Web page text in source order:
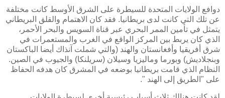
دوافع الولايات المتحدة للسيطرة على الشرق الأوسط كانت مختلفة
عن تلك التي كانت لدى بريطانيا. فقد كان الاهتمام والقلق البريطاني
يتمثل في تأمين الممر البحري عبر قناة السويس والبحر الأحمر،
الذي كان يربط بين المركز الواقع في الغرب والمستعمرات في
شرق أفريقيا وأفغانستان والهند (والتي شملت آنذاك أيضا الباكستان
وبنجلاديش) وبورما وماليزيا وسيلان (سريلنكا) والجيوب في الصين.
النظام الذي قامت بريطانيا بوضعه في المشرق كان هدفه الحفاظ
على "الطريق إلى الهند ".